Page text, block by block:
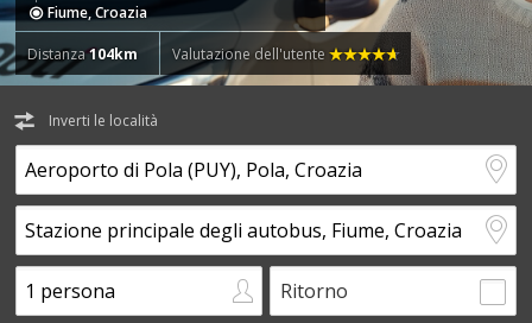
Fiume, Croazia
Distanza104km Valutazione dell'utente
Inverti le località
Ritorno